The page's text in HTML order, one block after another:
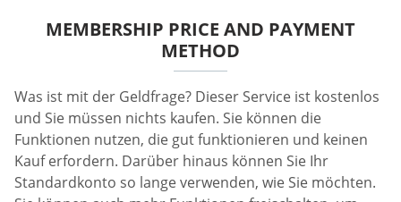
MEMBERSHIP PRICE AND PAYMENT
METHOD
Was ist mit der Geldfrage? Dieser Service ist kostenlos
und Sie müssen nichts kaufen. Sie können die
Funktionen nutzen, die gut funktionieren und keinen
Kauf erfordern. Darüber hinaus können Sie Ihr
Standardkonto so lange verwenden, wie Sie möchten.